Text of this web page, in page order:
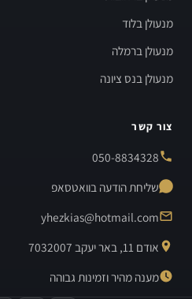
מנעולן בלוד
מנעולן ברמלה
מנעולן בנס ציונה
צור קשר
050-8834328
שליחת הודעה בוואטסאפ
yhezkias@hotmail.com
אודם 11, באר יעקב 7032007
מענה מהיר וזמינות גבוהה